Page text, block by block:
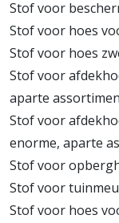
Stof voor
Stof voor hoes
Stof voor hoes
Stof voor
aparte
Stof voor
enorme, aparte
Stof voor
Stof voor
Stof voor hoes